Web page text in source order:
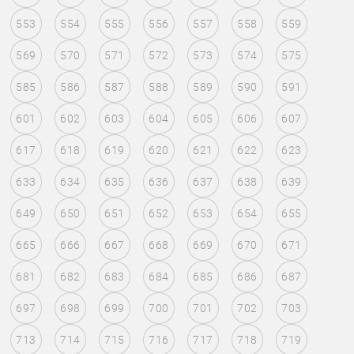
553 554 555 556 557 558 559
569 570 571 572 573 574 575
585 586 587 588 589 590 591
601 602 603 604 605 606 607
617 618 619 620 621 622 623
633 634 635 636 637 638 639
649 650 651 652 653 654 655
665 666 667 668 669 670 671
681 682 683 684 685 686 687
697 698 699 700 701 702 703
713 714 715 716 717 718 719